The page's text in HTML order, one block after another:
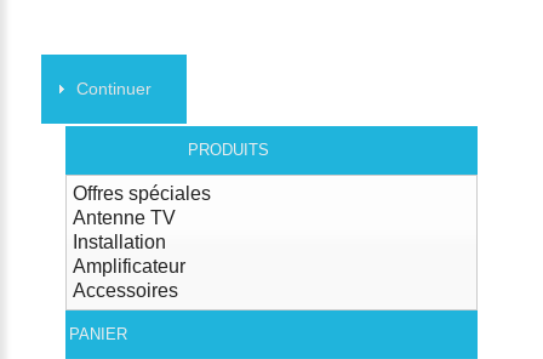
Continuer
PRODUITS
Offres spéciales
Antenne TV
Installation
Amplificateur
Accessoires
PANIER